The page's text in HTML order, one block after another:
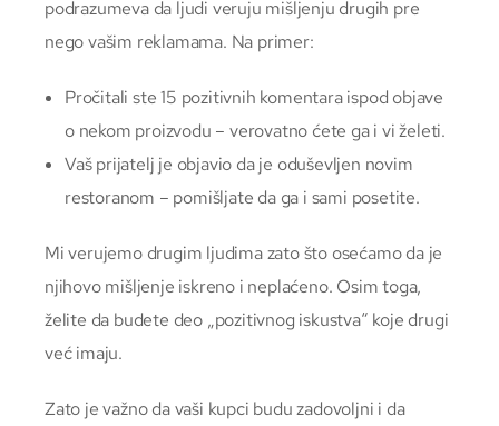
podrazumeva da ljudi veruju mišljenju drugih pre
nego vašim reklamama. Na primer:
Pročitali ste 15 pozitivnih komentara ispod objave
o nekom proizvodu – verovatno ćete ga i vi želeti.
Vaš prijatelj je objavio da je oduševljen novim
restoranom – pomišljate da ga i sami posetite.
Mi verujemo drugim ljudima zato što osećamo da je
njihovo mišljenje iskreno i neplaćeno. Osim toga,
želite da budete deo „pozitivnog iskustva“ koje drugi
već imaju.
Zato je važno da vaši kupci budu zadovoljni i da